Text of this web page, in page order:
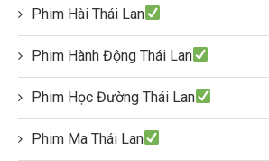
Phim Hài Thái Lan
Phim Hành Động Thái Lan
Phim Học Đường Thái Lan
Phim Ma Thái Lan